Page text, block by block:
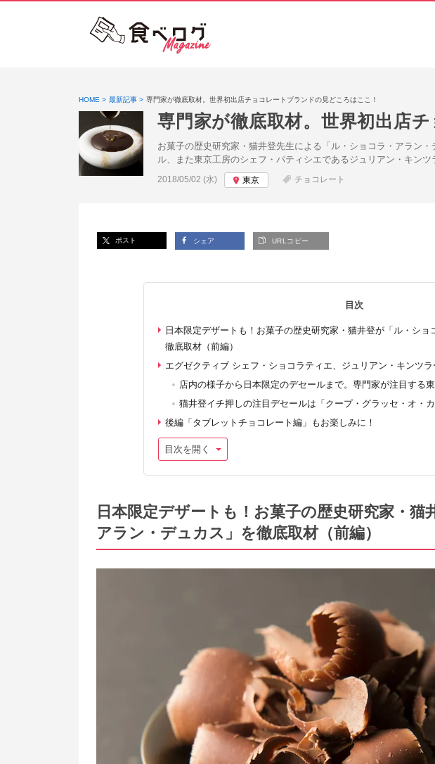
HOME 最新記事 専門家が徹底取材。世界初出店チョコレートブランドの見どころはここ！
専門家が徹底取材。世界初出店
お菓子の歴史研究家・猫井登先生による「ル・ショコラ・アラン
ル、また東京工房のシェフ・パティシエであるジュリアン・キンツ
投稿日:
2018/05/02 (水) 東京 チョコレート
ポスト シェア URLコピー
目次
日本限定デザートも！お菓子の歴史研究家・猫井登が「ル・ショ
徹底取材（前編）
エグゼクティブ シェフ・ショコラティエ、ジュリアン・キンツ
店内の様子から日本限定のデセールまで。専門家が注目する
猫井登イチ押しの注目デセールは「クープ・グラッセ・オ・カ
後編「タブレットチョコレート編」もお楽しみに！
目次を開く
日本限定デザートも！お菓子の歴史研究家・猫
アラン・デュカス」を徹底取材（前編）